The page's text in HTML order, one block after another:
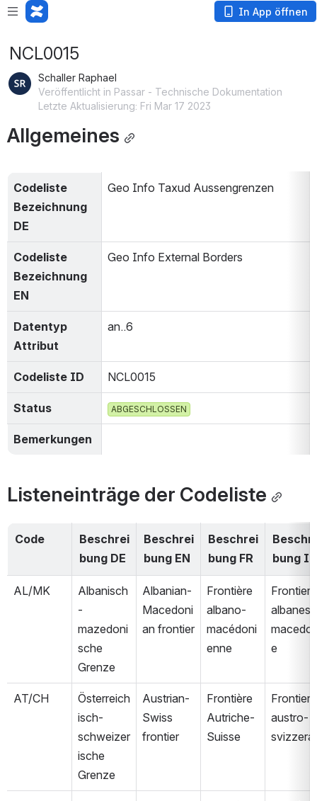
In App öffnen
NCL0015
Schaller Raphael
Veröffentlicht in Passar - Technische Dokumentation
Letzte Aktualisierung: Fri Mar 17 2023
Allgemeines
Codeliste
Bezeichnung
DE
Geo Info Taxud Aussengrenzen
Codeliste
Bezeichnung
EN
Geo Info External Borders
Datentyp
Attribut
an..6
Codeliste ID NCL0015
Status ABGESCHLOSSEN
Bemerkungen
Listeneinträge der Codeliste
Code
Beschrei
bung DE
Beschrei
bung EN
Beschrei
bung FR
bung IT
AL/MK
Albanisch
-
mazedoni
sche
Grenze
Albanian-
Macedoni
an frontier
Frontière
albano-
macédoni
enne
Frontiera
e
AT/CH
Österreich
isch-
schweizer
ische
Grenze
Austrian-
Swiss
frontier
Frontière
Autriche-
Suisse
Frontiera
austro-
svizzera